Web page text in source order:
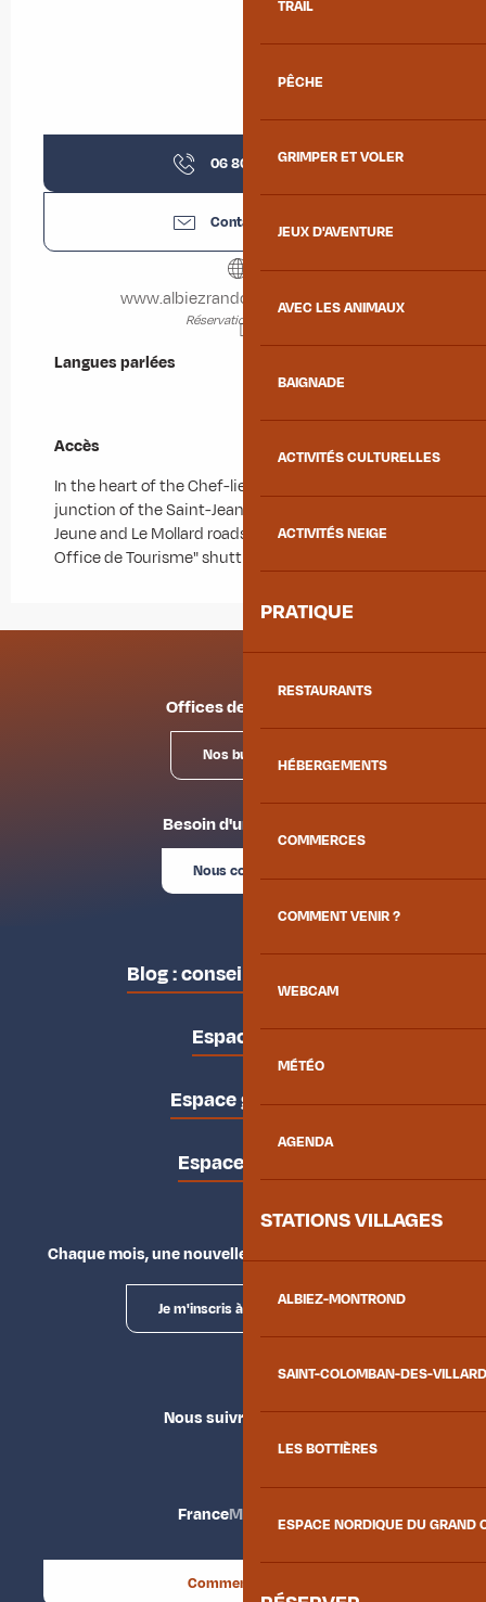
TRAIL
PÊCHE
GRIMPER ET VOLER
JEUX D'AVENTURE
AVEC LES ANIMAUX
BAIGNADE
ACTIVITÉS CULTURELLES
ACTIVITÉS NEIGE
PRATIQUE
RESTAURANTS
HÉBERGEMENTS
COMMERCES
COMMENT VENIR ?
WEBCAM
MÉTÉO
AGENDA
STATIONS VILLAGES
ALBIEZ-MONTROND
SAINT-COLOMBAN-DES-
LES BOTTIÈRES
ESPACE NORDIQUE DU GRAND
06 80 02 13▒▒
Contactez-nous
www.albiezrandopatrimoine.com
Réservation en ligne
Langues parlées
Langues parlées
Accès
Accès
In the heart of the Chef-lieu, Place Opinel is at the
junction of the Saint-Jean-de-Maurienne, Albiez-le-
Jeune and Le Mollard roads.
Office de Tourisme" shuttle bus stop in winter.
Offices de tourisme
Nos bureaux
Besoin d'un conseil ?
Nous contacter
Blog : conseils des locaux
Espace pro
Espace groupes
Espace presse
Chaque mois, une nouvelle façon d'explorer la vallée.
Je m'inscris à la newsletter
Nous suivre
FranceMaurienne
Comment venir ?